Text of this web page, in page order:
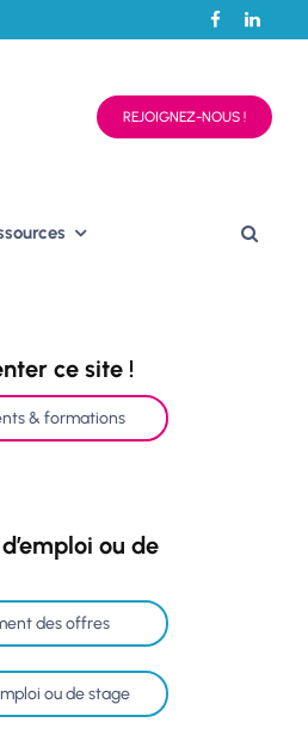
REJOIGNEZ-NOUS !
ce site !
& formations
ou de
des offres
ou de stage